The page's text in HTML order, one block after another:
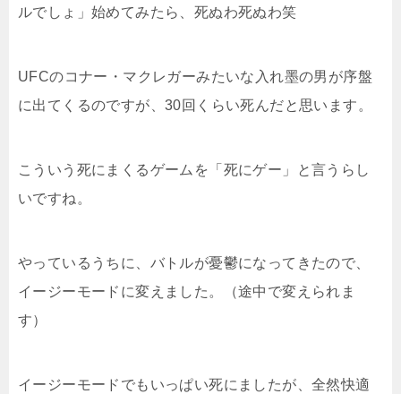
ルでしょ」始めてみたら、死ぬわ死ぬわ笑
UFCのコナー・マクレガーみたいな入れ墨の男が序盤
に出てくるのですが、30回くらい死んだと思います。
こういう死にまくるゲームを「死にゲー」と言うらし
いですね。
やっているうちに、バトルが憂鬱になってきたので、
イージーモードに変えました。（途中で変えられま
す）
イージーモードでもいっぱい死にましたが、全然快適